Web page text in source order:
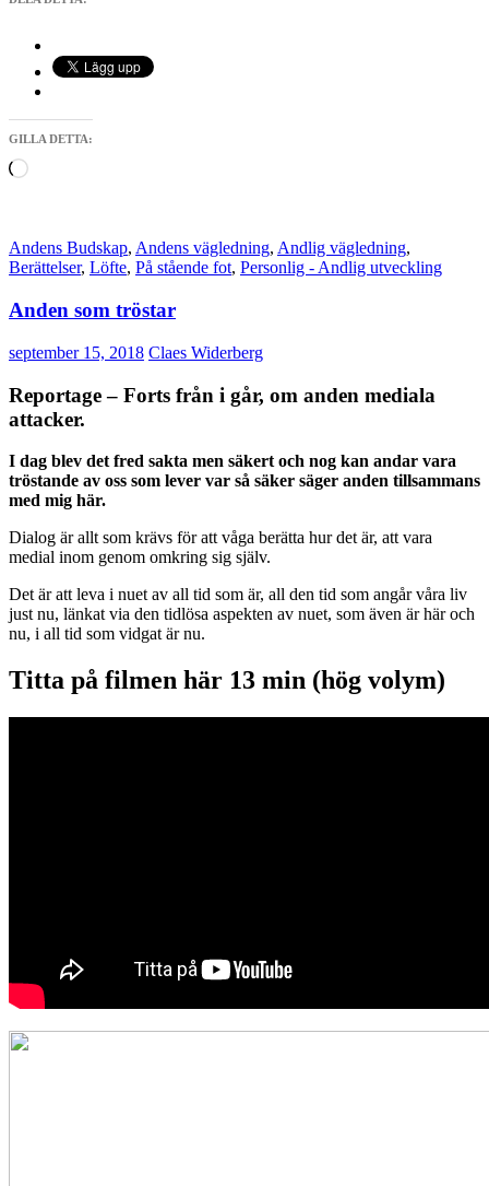
GILLA DETTA:
Laddar
Andens Budskap, Andens vägledning, Andlig vägledning,
Berättelser, Löfte, På stående fot, Personlig - Andlig utveckling
Anden som tröstar
september 15, 2018 Claes Widerberg
Reportage – Forts från i går, om anden mediala
attacker.
I dag blev det fred sakta men säkert och nog kan andar vara
tröstande av oss som lever var så säker säger anden tillsammans
med mig här.
Dialog är allt som krävs för att våga berätta hur det är, att vara
medial inom genom omkring sig själv.
Det är att leva i nuet av all tid som är, all den tid som angår våra liv
just nu, länkat via den tidlösa aspekten av nuet, som även är här och
nu, i all tid som vidgat är nu.
Titta på filmen här 13 min (hög volym)